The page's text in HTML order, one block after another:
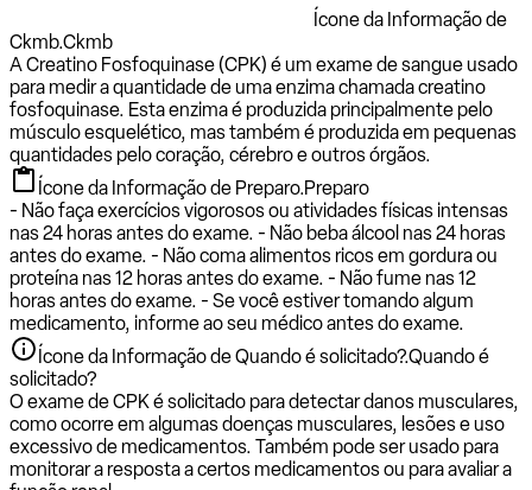
Ícone da Informação de
Ckmb.Ckmb
A Creatino Fosfoquinase (CPK) é um exame de sangue usado
para medir a quantidade de uma enzima chamada creatino
fosfoquinase. Esta enzima é produzida principalmente pelo
músculo esquelético, mas também é produzida em pequenas
quantidades pelo coração, cérebro e outros órgãos.
Ícone da Informação de Preparo.Preparo
- Não faça exercícios vigorosos ou atividades físicas intensas
nas 24 horas antes do exame. - Não beba álcool nas 24 horas
antes do exame. - Não coma alimentos ricos em gordura ou
proteína nas 12 horas antes do exame. - Não fume nas 12
horas antes do exame. - Se você estiver tomando algum
medicamento, informe ao seu médico antes do exame.
Ícone da Informação de Quando é solicitado?.Quando é
solicitado?
O exame de CPK é solicitado para detectar danos musculares,
como ocorre em algumas doenças musculares, lesões e uso
excessivo de medicamentos. Também pode ser usado para
monitorar a resposta a certos medicamentos ou para avaliar a